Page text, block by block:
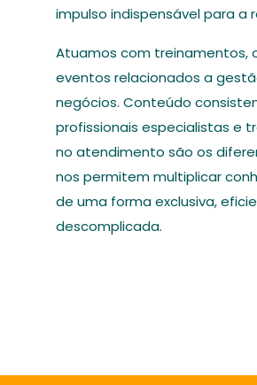
impulso indispensável para a
Atuamos com treinamentos,
eventos relacionados a
negócios. Conteúdo
profissionais especialistas e
no atendimento são os
nos permitem multiplicar
de uma forma exclusiva,
descomplicada.